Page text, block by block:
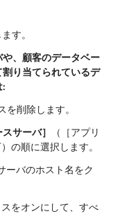
す。
、顧客のデータベー
り当てられているデ
:
を削除します。
サーバ］
（［アプリ
の順に選択します。
ーバのホスト名をク
をオンにして、すべ